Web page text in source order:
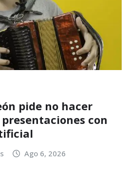
pide no hacer
con
Ago 6, 2026